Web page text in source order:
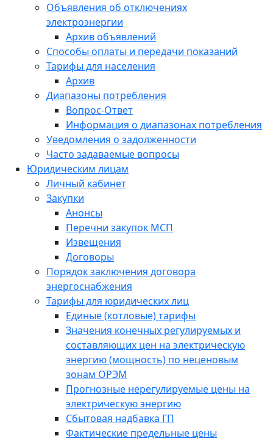
Объявления об отключениях
электроэнергии
Архив объявлений
Способы оплаты и передачи показаний
Тарифы для населения
Архив
Диапазоны потребления
Вопрос-Ответ
Информация о диапазонах потребления
Уведомления о задолженности
Часто задаваемые вопросы
Юридическим лицам
Личный кабинет
Закупки
Анонсы
Перечни закупок МСП
Извещения
Договоры
Порядок заключения договора
энергоснабжения
Тарифы для юридических лиц
Единые (котловые) тарифы
Значения конечных регулируемых и
составляющих цен на электрическую
энергию (мощность) по неценовым
зонам ОРЭМ
Прогнозные нерегулируемые цены на
электрическую энергию
Сбытовая надбавка ГП
Фактические предельные цены